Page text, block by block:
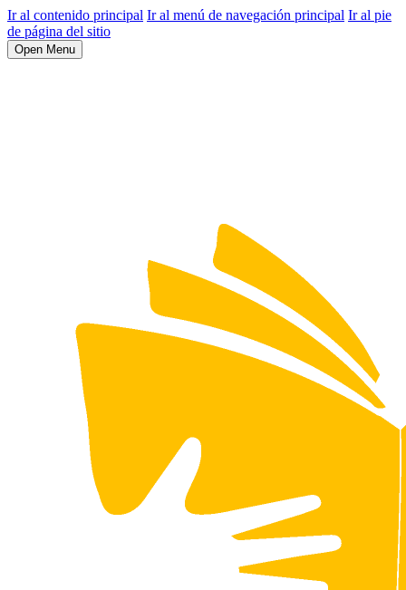
Ir al contenido principal Ir al menú de navegación principal Ir al pie
de página del sitio
Open Menu